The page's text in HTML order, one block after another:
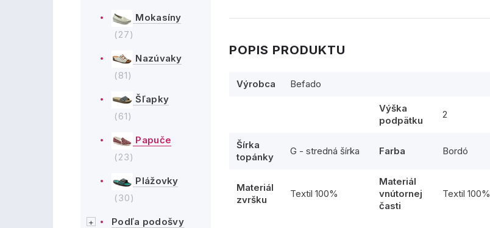
Mokasíny
(27)
Nazúvaky
(81)
Šľapky
(61)
Papuče
(23)
Plážovky
(30)
Podľa podošvy
POPIS PRODUKTU
Výrobca Befado
Výška
podpätku
2
Šírka
topánky
G - stredná šírka Farba Bordó
Materiál
zvršku
Textil 100%
Materiál
vnútornej
časti
Textil 100%